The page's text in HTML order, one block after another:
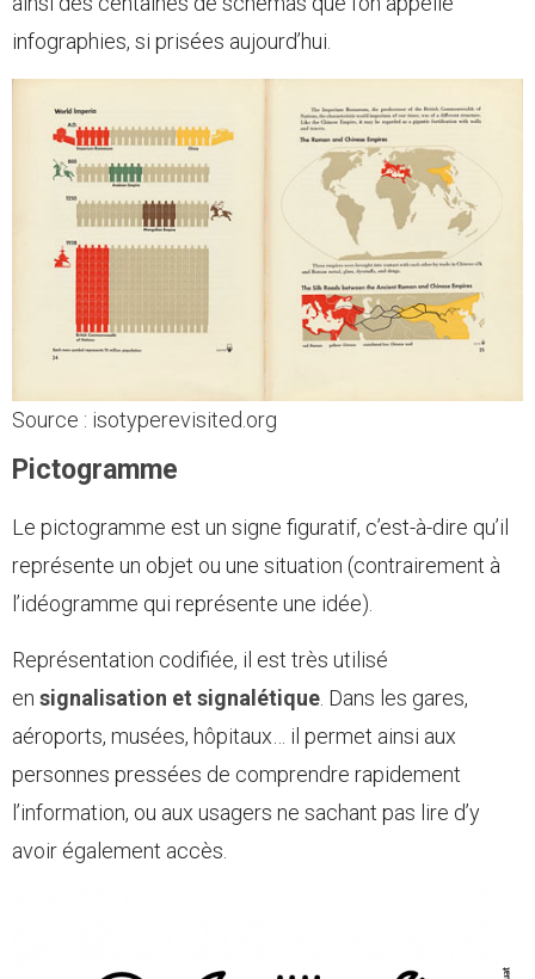
infographies, si prisées aujourd’hui.
Source : isotyperevisited.org
Pictogramme
Le pictogramme est un signe figuratif, c’est-à-dire qu’il
représente un objet ou une situation (contrairement à
l’idéogramme qui représente une idée).
Représentation codifiée, il est très utilisé
en signalisation et signalétique . Dans les gares,
aéroports, musées, hôpitaux… il permet ainsi aux
personnes pressées de comprendre rapidement
l’information, ou aux usagers ne sachant pas lire d’y
avoir également accès.